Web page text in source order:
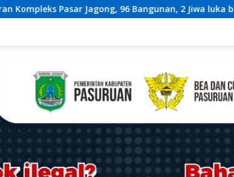
96 Bangunan, 2 Jiwa luka bakar dan 243 Jiwa